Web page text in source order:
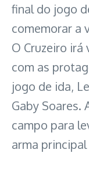
final do jogo
comemorar a
O Cruzeiro
com as
jogo de ida,
Gaby Soares.
campo para
arma